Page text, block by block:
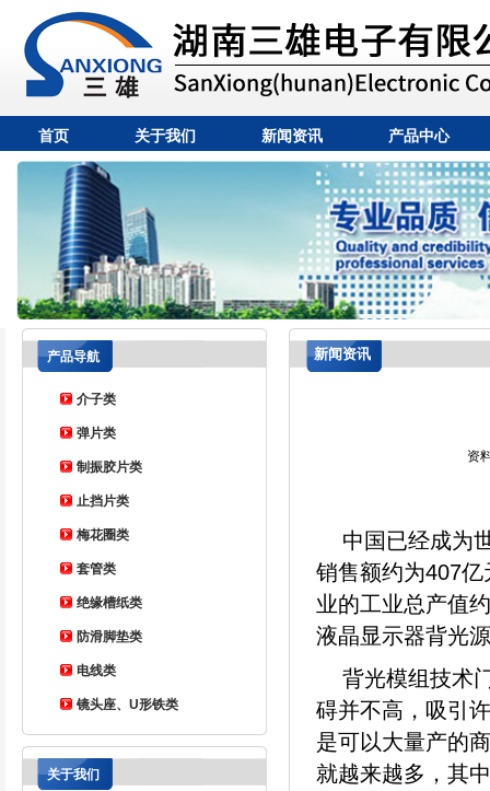
首页 关于我们 新闻资讯 产品中心
产品导航
介子类
弹片类
制振胶片类
止挡片类
梅花圈类
套管类
绝缘槽纸类
防滑脚垫类
电线类
镜头座、U形铁类
关于我们
新闻资讯
资
中国已经成为
销售额约为407
业的工业总产值
液晶显示器背光
背光模组技术
碍并不高，吸引
是可以大量产的
就越来越多，其